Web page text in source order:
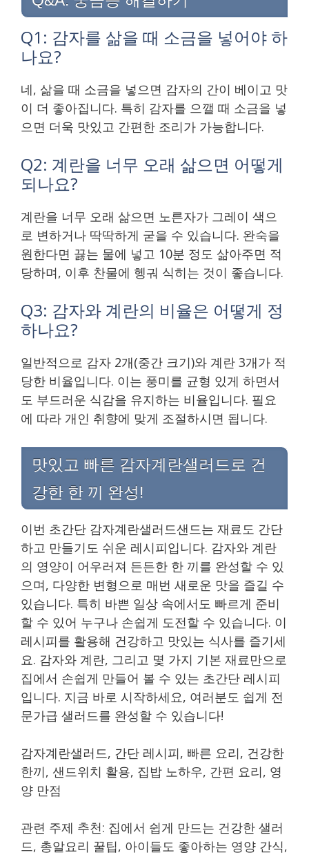
Q1: 감자를 삶을 때 소금을 넣어야 하
나요?
네, 삶을 때 소금을 넣으면 감자의 간이 베이고 맛
이 더 좋아집니다. 특히 감자를 으깰 때 소금을 넣
으면 더욱 맛있고 간편한 조리가 가능합니다.
Q2: 계란을 너무 오래 삶으면 어떻게
되나요?
계란을 너무 오래 삶으면 노른자가 그레이 색으
로 변하거나 딱딱하게 굳을 수 있습니다. 완숙을
원한다면 끓는 물에 넣고 10분 정도 삶아주면 적
당하며, 이후 찬물에 헹궈 식히는 것이 좋습니다.
Q3: 감자와 계란의 비율은 어떻게 정
하나요?
일반적으로 감자 2개(중간 크기)와 계란 3개가 적
당한 비율입니다. 이는 풍미를 균형 있게 하면서
도 부드러운 식감을 유지하는 비율입니다. 필요
에 따라 개인 취향에 맞게 조절하시면 됩니다.
맛있고 빠른 감자계란샐러드로 건
강한 한 끼 완성!
이번 초간단 감자계란샐러드샌드는 재료도 간단
하고 만들기도 쉬운 레시피입니다. 감자와 계란
의 영양이 어우러져 든든한 한 끼를 완성할 수 있
으며, 다양한 변형으로 매번 새로운 맛을 즐길 수
있습니다. 특히 바쁜 일상 속에서도 빠르게 준비
할 수 있어 누구나 손쉽게 도전할 수 있습니다. 이
레시피를 활용해 건강하고 맛있는 식사를 즐기세
요. 감자와 계란, 그리고 몇 가지 기본 재료만으로
집에서 손쉽게 만들어 볼 수 있는 초간단 레시피
입니다. 지금 바로 시작하세요, 여러분도 쉽게 전
문가급 샐러드를 완성할 수 있습니다!
감자계란샐러드, 간단 레시피, 빠른 요리, 건강한
한끼, 샌드위치 활용, 집밥 노하우, 간편 요리, 영
양 만점
관련 주제 추천: 집에서 쉽게 만드는 건강한 샐러
드, 총알요리 꿀팁, 아이들도 좋아하는 영양 간식,